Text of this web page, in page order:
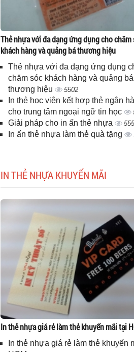
Thẻ nhựa với đa dạng ứng dụng cho chăm
khách hàng và quảng bá thương hiệu
Thẻ nhựa với đa dạng ứng dụng
chăm sóc khách hàng và quảng bá
thương hiệu
5502
In thẻ học viên kết hợp thẻ ngân
cho trung tâm ngoại ngữ tin học
Giải pháp cho in ấn thẻ nhựa
In ấn thẻ nhựa làm thẻ quà tặng
IN THẺ NHỰA KHUYẾN MÃI
In thẻ nhựa giá rẻ làm thẻ khuyến mãi tại
In thẻ nhựa giá rẻ làm thẻ khuyến